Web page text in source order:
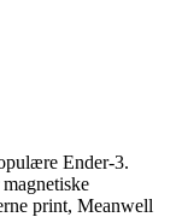
Ender-3.
print, Meanwell